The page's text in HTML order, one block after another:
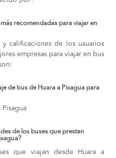
recomendadas para viajar en
y calificaciones de los usuarios
empresas para viajar en bus
de bus de Huara a Pisagua para
Pisagua
de los buses que prestan
que viajan desde Huara a